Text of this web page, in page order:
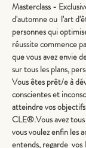
Masterclass -
d'automne ou  l'art
personnes qui
réussite commence
que vous avez envie
sur tous les plans,
Vous êtes prêt/e à
conscientes et
atteindre vos
CLE®.Vous avez
vous voulez enfin les
entends, regarde